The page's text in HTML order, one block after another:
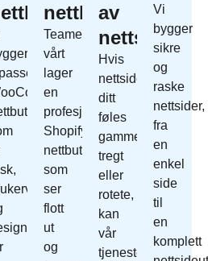
nettbutikk
Teamet
vårt
lager
en
profesjonell
Shopify
nettbutikk
som
ser
flott
ut
og
av
nettside
Hvis
nettside
ditt
føles
gammelt,
tregt
eller
rotete,
kan
vår
tjeneste
Vi
bygger
sikre
og
raske
nettsider,
fra
en
enkel
side
til
en
komplett